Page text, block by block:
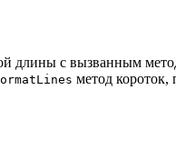
длины с вызванным
метод короток,